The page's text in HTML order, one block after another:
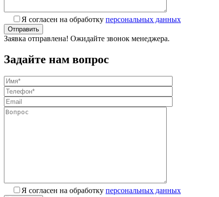
Я согласен на обработку персональных данных
Заявка отправлена! Ожидайте звонок менеджера.
Задайте нам вопрос
Я согласен на обработку персональных данных